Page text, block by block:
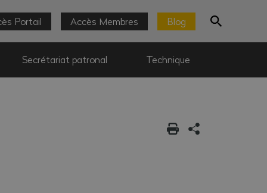
Portail Accès Membres Blog
Secrétariat patronal Technique